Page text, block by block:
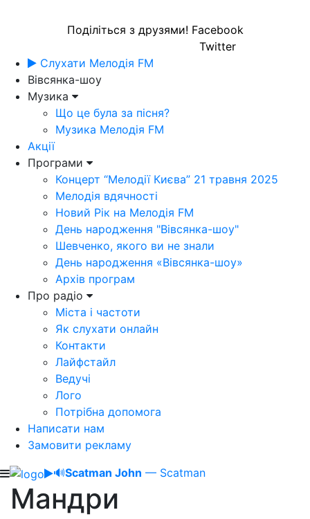
Поділіться з друзями! Facebook
Twitter
Слухати Мелодія FM
Вівсянка-шоу
Музика
Що це була за пісня?
Музика Мелодія FM
Акції
Програми
Концерт “Мелодії Києва” 21 травня 2025
Мелодія вдячності
Новий Рік на Мелодія FM
День народження "Вівсянка-шоу"
Шевченко, якого ви не знали
День народження «Вівсянка-шоу»
Архів програм
Про радіо
Міста і частоти
Як слухати онлайн
Контакти
Лайфстайл
Ведучі
Лого
Потрібна допомога
Написати нам
Замовити рекламу
🔊Scatman John — Scatman
Мандри